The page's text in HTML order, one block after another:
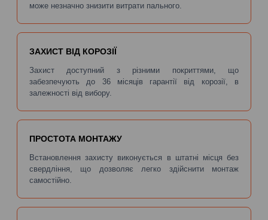
може незначно знизити витрати пального.
ЗАХИСТ ВІД КОРОЗІЇ
Захист доступний з різними покриттями, що
забезпечують до 36 місяців гарантії від корозії, в
залежності від вибору.
ПРОСТОТА МОНТАЖУ
Встановлення захисту виконується в штатні місця без
свердління, що дозволяє легко здійснити монтаж
самостійно.